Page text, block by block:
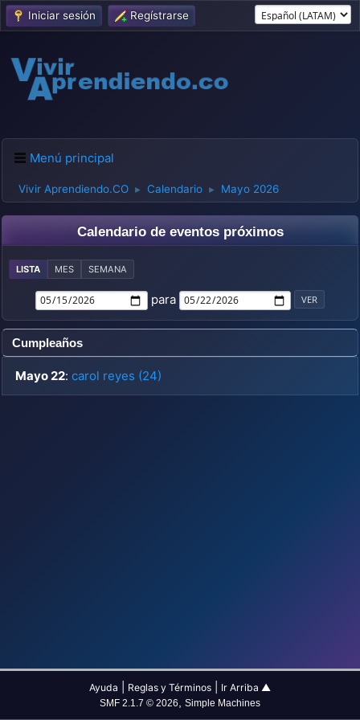
Iniciar sesión Regístrarse
Menú principal
Vivir Aprendiendo.CO ► Calendario ► Mayo 2026
Calendario de eventos próximos
LISTA MES SEMANA
para
Cumpleaños
Mayo 22: carol reyes (24)
Ayuda Reglas y Términos Ir Arriba ▲
SMF 2.1.7 © 2026, Simple Machines